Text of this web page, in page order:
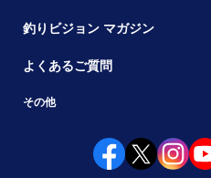
釣りビジョン マガジン
よくあるご質問
その他